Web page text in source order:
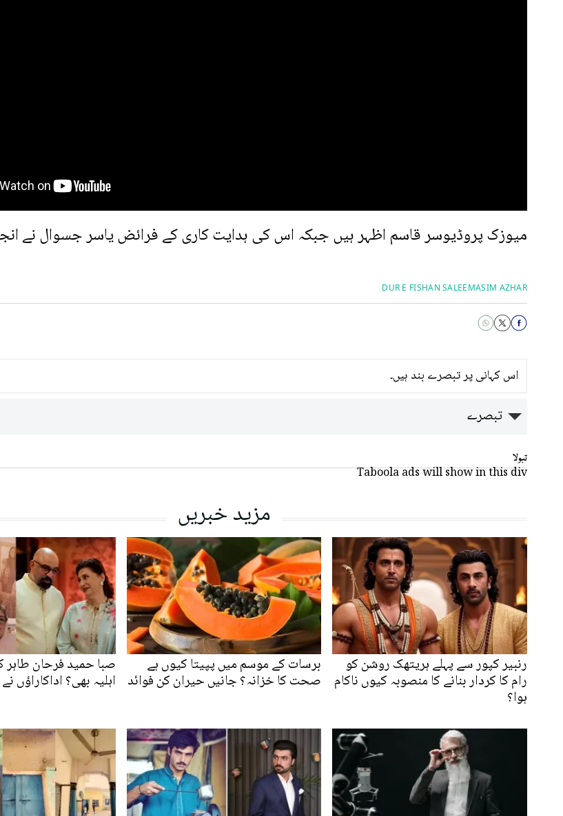
میوزک پروڈیوسر قاسم اظہر ہیں جبکہ اس کی ہدایت کاری کے فرائض یاسر جسوال نے
ASIM AZHAR
DUR E FISHAN SALEEM
اس کہانی پر تبصرے بند ہیں۔
تبصرے
تبولا
Taboola ads will show in this div
مزید خبریں
رنبیر کپور سے پہلے ہریتھک روشن کو
رام کا کردار بنانے کا منصوبہ کیوں ناکام
ہوا؟
برسات کے موسم میں پپیتا کیوں ہے
صحت کا خزانہ؟ جانیں حیران کن فوائد
صبا حمید فرحان طاہر
اہلیہ بھی؟ اداکاراؤں